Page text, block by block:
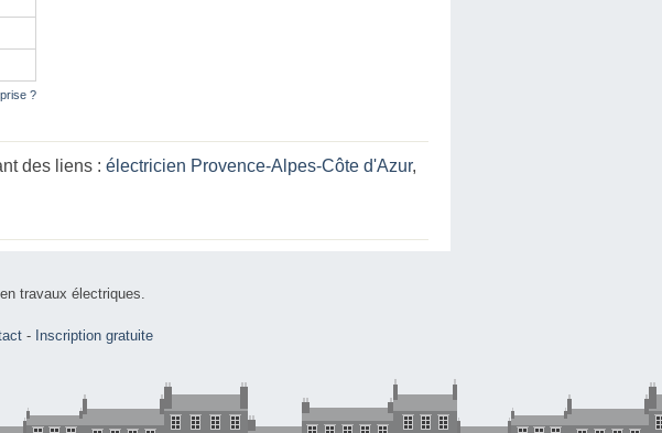
?
des liens : électricien Provence-Alpes-Côte d'Azur,
travaux électriques.
- Inscription gratuite